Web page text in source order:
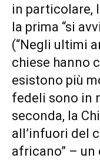
in particolare,
la prima “si
(“Negli ultimi
chiese hanno
esistono più
fedeli sono in
seconda, la
all’infuori del
africano” –